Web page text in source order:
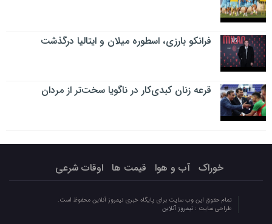
فرانکو بارزی، اسطوره میلان و ایتالیا درگذشت
قرعه زنان کبدی‌کار در ناگویا سخت‌تر از مردان
خوراک آب و هوا قیمت ها اوقات شرعی
تمام حقوق این وب سایت برای پایگاه خبری نیمروز آنلاین محفوظ است.
طراحی سایت : نیمروز آنلاین